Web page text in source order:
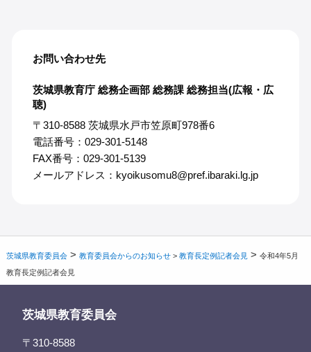
お問い合わせ先
茨城県教育庁 総務企画部 総務課 総務担当(広報・広
聴)
〒310-8588 茨城県水戸市笠原町978番6
電話番号：029-301-5148
FAX番号：029-301-5139
メールアドレス：kyoikusomu8@pref.ibaraki.lg.jp
茨城県教育委員会 >教育委員会からのお知らせ >教育長定例記者会見 >令和4年5月
教育長定例記者会見
茨城県教育委員会
〒310-8588